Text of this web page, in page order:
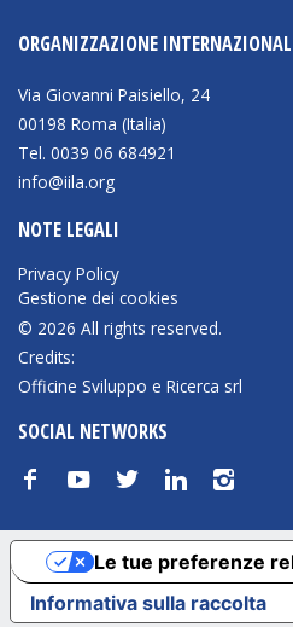
ORGANIZZAZIONE
Via Giovanni Paisiello, 24
00198 Roma (Italia)
Tel. 0039 06 684921
info@iila.org
NOTE LEGALI
Privacy Policy
Gestione dei cookies
© 2026 All rights reserved.
Credits:
Officine Sviluppo e Ricerca srl
SOCIAL NETWORKS
f y t n i
Informativa sulla raccolta
Le tue preferenze